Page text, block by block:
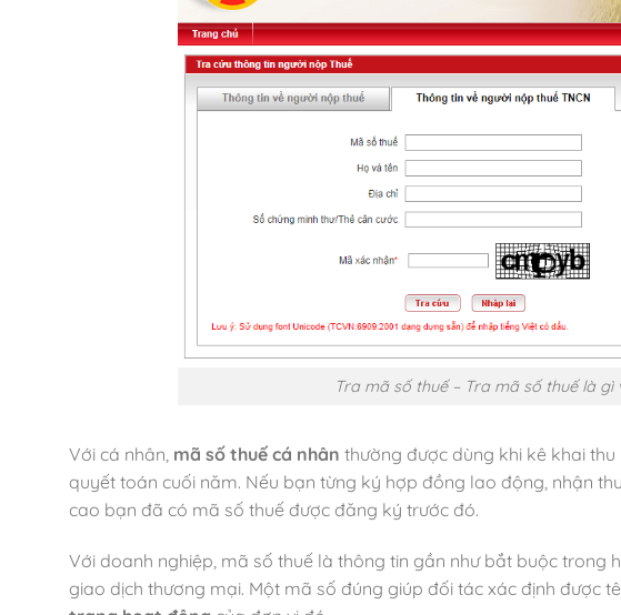
Tra mã số thuế – Tra mã số thuế là gì
Với cá nhân, mã số thuế cá nhân thường được dùng khi kê khai
quyết toán cuối năm. Nếu bạn từng ký hợp đồng lao động, nhận
cao bạn đã có mã số thuế được đăng ký trước đó.
Với doanh nghiệp, mã số thuế là thông tin gần như bắt buộc trong
giao dịch thương mại. Một mã số đúng giúp đối tác xác định được